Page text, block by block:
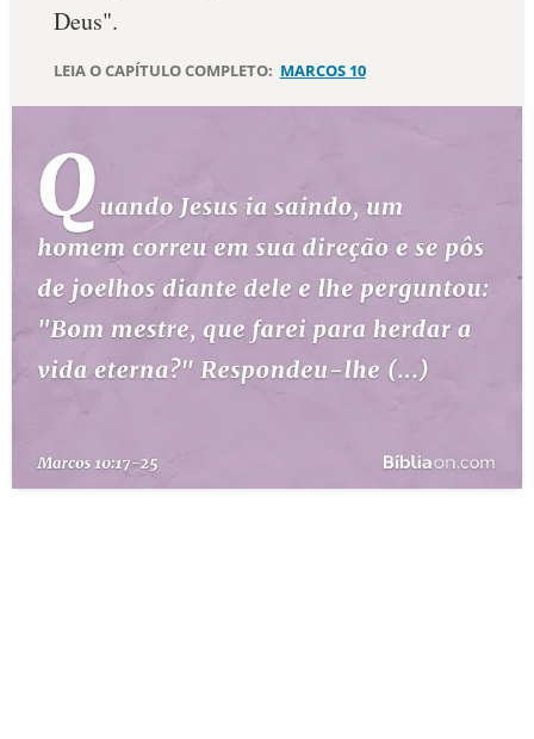
Deus".
LEIA O CAPÍTULO COMPLETO: MARCOS 10